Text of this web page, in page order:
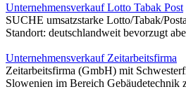
Unternehmensverkauf Lotto Tabak Post
SUCHE umsatzstarke Lotto/Tabak/
Standort: deutschlandweit bevorzugt
Unternehmensverkauf Zeitarbeitsfirma
Zeitarbeitsfirma (GmbH) mit
Slowenien im Bereich Gebäudetechnik